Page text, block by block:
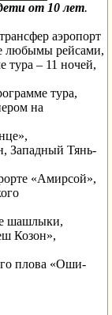
от 10 лет.
аэропорт
любымы рейсами,
тура – 11 ночей,
тура,
на
Западный Тянь-
«Амирсой»,
шашлыки,
Козон»,
плова «Оши-